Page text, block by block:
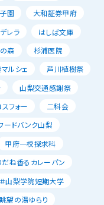
園
大和証券甲府
レラ
はしば文庫
森
杉浦医院
ルシェ
芦川植樹祭
山梨交通感謝祭
フォー
二科会
ードバンク山梨
甲府一校探求科
だね香るカレーパン
＃山梨学院短期大学
望の湯ゆらり